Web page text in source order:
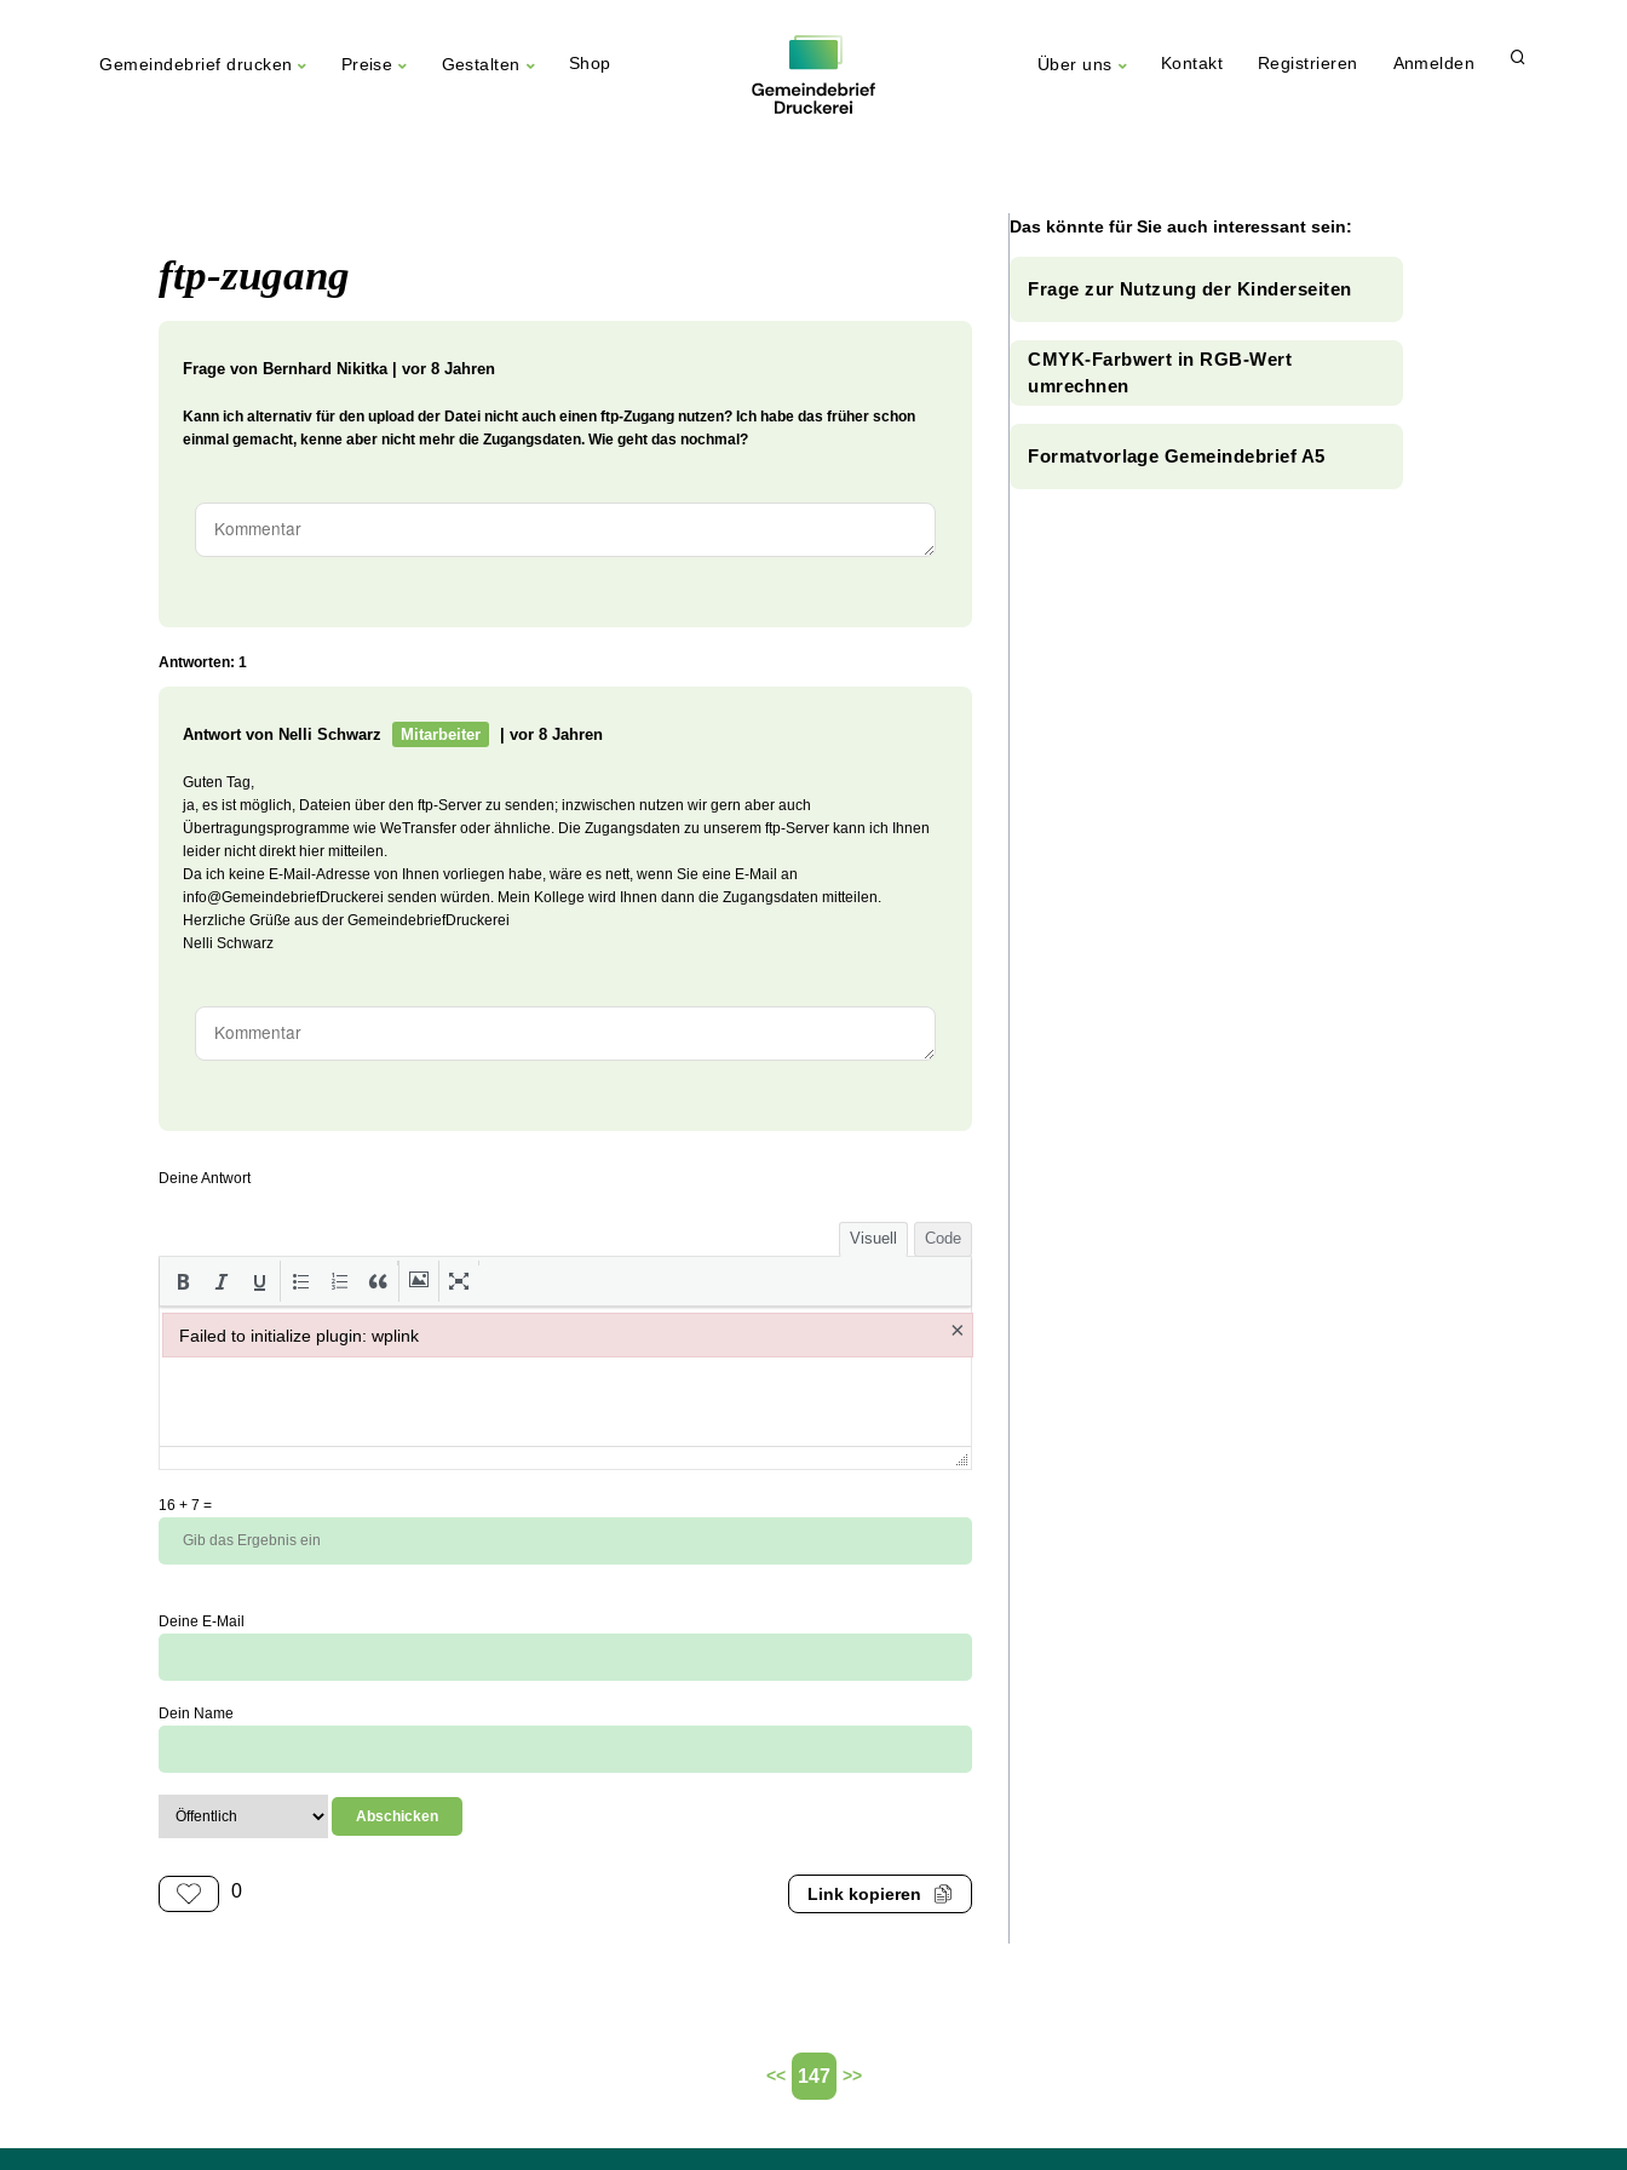
Gemeindebrief drucken Preise Gestalten Shop Über uns Kontakt Registrieren Anmelden
ftp-zugang
Frage von Bernhard Nikitka | vor 8 Jahren
Kann ich alternativ für den upload der Datei nicht auch einen ftp-Zugang nutzen? Ich habe das früher schon
einmal gemacht, kenne aber nicht mehr die Zugangsdaten. Wie geht das nochmal?
Antworten: 1
Antwort von Nelli Schwarz Mitarbeiter | vor 8 Jahren
Guten Tag,
ja, es ist möglich, Dateien über den ftp-Server zu senden; inzwischen nutzen wir gern aber auch
Übertragungsprogramme wie WeTransfer oder ähnliche. Die Zugangsdaten zu unserem ftp-Server kann ich Ihnen
leider nicht direkt hier mitteilen.
Da ich keine E-Mail-Adresse von Ihnen vorliegen habe, wäre es nett, wenn Sie eine E-Mail an
info@GemeindebriefDruckerei senden würden. Mein Kollege wird Ihnen dann die Zugangsdaten mitteilen.
Herzliche Grüße aus der GemeindebriefDruckerei
Nelli Schwarz
Deine Antwort
Visuell Code
16 + 7 =
Deine E-Mail
Dein Name
0 Link kopieren
Das könnte für Sie auch interessant sein:
Frage zur Nutzung der Kinderseiten
CMYK-Farbwert in RGB-Wert
umrechnen
Formatvorlage Gemeindebrief A5
<< 147 >>
Failed to initialize plugin: wplink ×
Failed to initialize plugin: wplink